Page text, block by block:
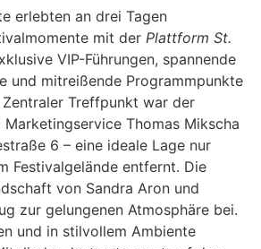
erlebten an drei Tagen
mit der Plattform St.
VIP-Führungen, spannende
und mitreißende Programmpunkte
Treffpunkt war der
Thomas Mikscha
6 – eine ideale Lage nur
Festivalgelände entfernt. Die
von Sandra Aron und
zur gelungenen Atmosphäre bei.
und in stilvollem Ambiente